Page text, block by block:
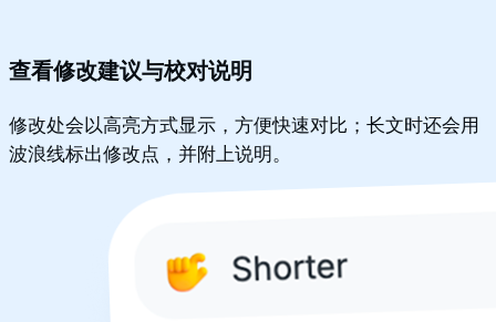
查看修改建议与校对说明
修改处会以高亮方式显示，方便快速对比；长文时还会用
波浪线标出修改点，并附上说明。